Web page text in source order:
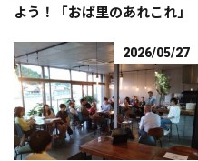
よう！「おば里のあれこれ」
2026/05/27